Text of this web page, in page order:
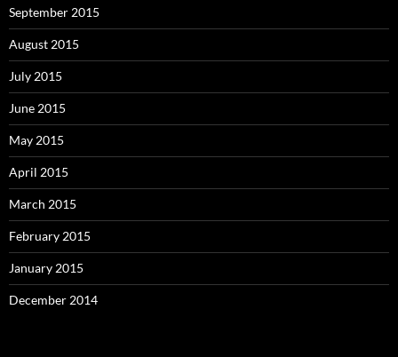
September 2015
August 2015
July 2015
June 2015
May 2015
April 2015
March 2015
February 2015
January 2015
December 2014